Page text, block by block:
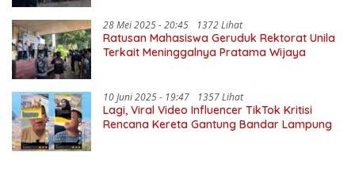
28 Mei 2025 - 20:45 1372 Lihat
Ratusan Mahasiswa Geruduk Rektorat Unila
Terkait Meninggalnya Pratama Wijaya
10 Juni 2025 - 19:47 1357 Lihat
Lagi, Viral Video Influencer TikTok Kritisi
Rencana Kereta Gantung Bandar Lampung